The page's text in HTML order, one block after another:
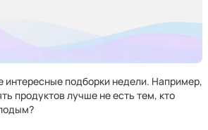
подборки недели. Например,
продуктов лучше не есть тем, кто